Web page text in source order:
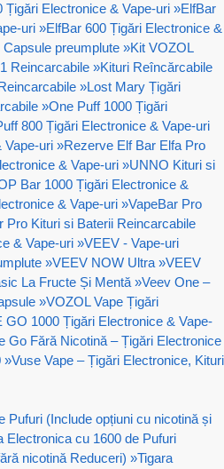
Țigări Electronice & Vape-uri »ElfBar
uri »ElfBar 600 Țigări Electronice &
preumplute »Kit VOZOL
Reincarcabile »Kituri Reîncărcabile
»Lost Mary Țigări
»One Puff 1000 Țigări
800 Țigări Electronice & Vape-uri
Vape-uri »Rezerve Elf Bar Elfa Pro
& Vape-uri »UNNO Kituri si
Bar 1000 Țigări Electronice &
& Vape-uri »VapeBar Pro
Pro Kituri si Baterii Reincarcabile
& Vape-uri »VEEV - Vape-uri
»VEEV NOW Ultra »VEEV
La Fructe Și Mentă »Veev One –
»VOZOL Vape Țigări
GO 1000 Țigări Electronice & Vape-
Go Fără Nicotină – Țigări Electronice
»Vuse Vape – Țigări Electronice, Kituri
Pufuri (Include opțiuni cu nicotină și
Electronica cu 1600 de Pufuri
nicotină Reduceri) »Tigara